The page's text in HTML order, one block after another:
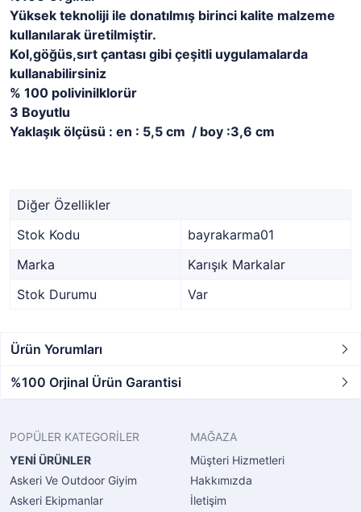
Yüksek teknoliji ile donatılmış birinci kalite malzeme
kullanılarak üretilmiştir.
Kol,göğüs,sırt çantası gibi çeşitli uygulamalarda
kullanabilirsiniz
% 100 polivinilklorür
3 Boyutlu
Yaklaşık ölçüsü : en : 5,5 cm / boy :3,6 cm
Diğer Özellikler
Stok Kodu
bayrakarma01
Marka
Karışık Markalar
Stok Durumu
Var
Ürün Yorumları
%100 Orjinal Ürün Garantisi
POPÜLER KATEGORİLER
YENİ ÜRÜNLER
Askeri Ve Outdoor Giyim
Askeri Ekipmanlar
MAĞAZA
Müşteri Hizmetleri
Hakkımızda
İletişim